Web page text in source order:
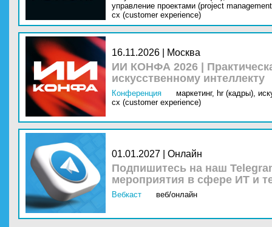
управление проектами (project
cx (customer experience)
16.11.2026 | Москва
ИИ КОНФА 2026 |
искусственному интеллекту
Конференция маркетинг, hr (кадры),
cx (customer experience)
01.01.2027 | Онлайн
Подпишитесь на наш
мероприятия в сфере ИТ и
Вебкаст веб/онлайн